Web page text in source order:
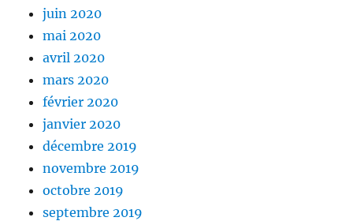
juin 2020
mai 2020
avril 2020
mars 2020
février 2020
janvier 2020
décembre 2019
novembre 2019
octobre 2019
septembre 2019